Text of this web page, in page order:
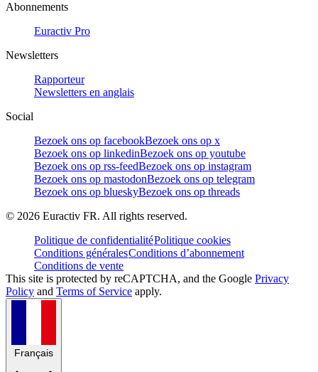
Abonnements
Euractiv Pro
Newsletters
Rapporteur
Newsletters en anglais
Social
Bezoek ons op facebookBezoek ons op x
Bezoek ons op linkedinBezoek ons op youtube
Bezoek ons op rss-feedBezoek ons op instagram
Bezoek ons op mastodonBezoek ons op telegram
Bezoek ons op blueskyBezoek ons op threads
© 2026 Euractiv FR. All rights reserved.
Politique de confidentialitéPolitique cookies
Conditions généralesConditions d’abonnement
Conditions de vente
This site is protected by reCAPTCHA, and the Google Privacy
Policy and Terms of Service apply.
Français